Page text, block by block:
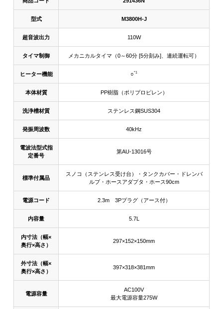
型式 M3800H-J
超音波出力 110W
タイマ制御 メカニカルタイマ（0～60分 [5分刻み]、連続運転可）
ヒーター機能 ○*1
本体材質 PP樹脂（ポリプロピレン）
洗浄槽材質 ステンレス鋼SUS304
発振周波数 40kHz
電波法型式指
定番号
第AU‐13016号
標準付属品
スノコ（ステンレス受け台）・タンクカバー・ドレンバ
ルブ・ホースアダプタ・ホース90cm
電源コード 2.3m 3Pプラグ（アース付）
内容量 5.7L
内寸法（幅×
奥行×高さ）
297×152×150mm
外寸法（幅×
奥行×高さ）
397×318×381mm
電源容量
AC100V
最大電源容量275W